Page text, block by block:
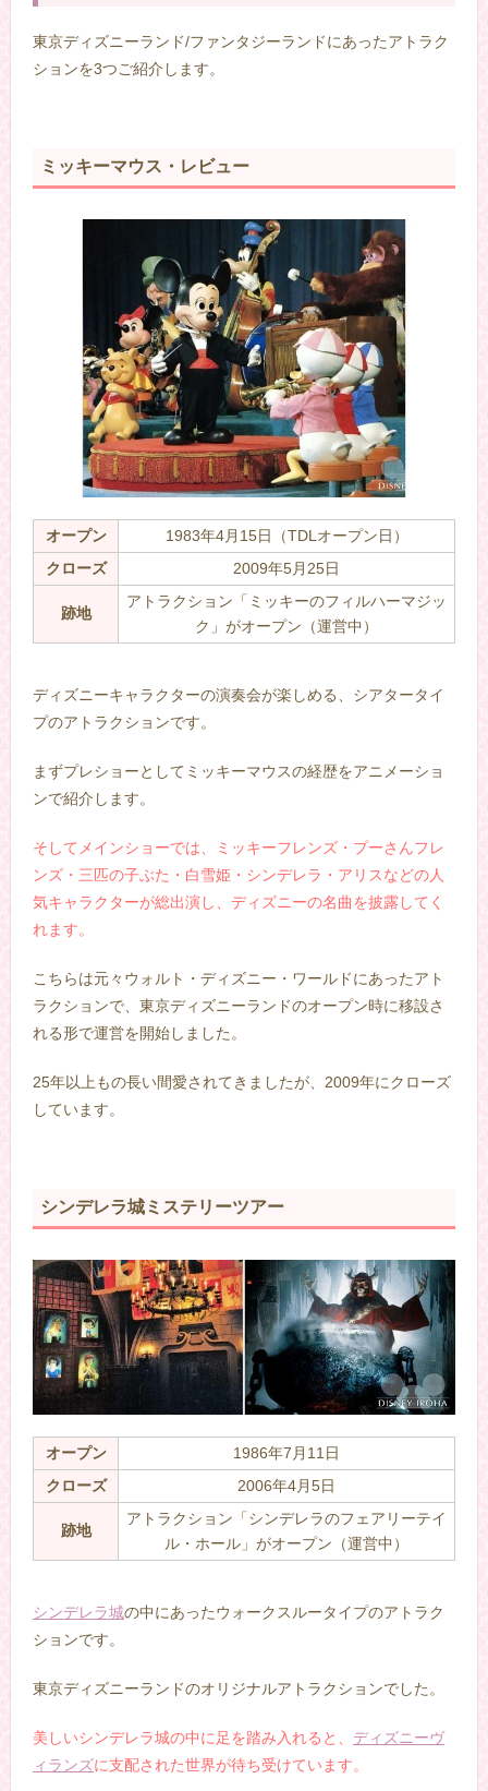
東京ディズニーランド/ファンタジーランドにあったアトラク
ションを3つご紹介します。
ミッキーマウス・レビュー
オープン
1983年4月15日（TDLオープン日）
クローズ
2009年5月25日
跡地
アトラクション「ミッキーのフィルハーマジッ
ク」がオープン（運営中）
ディズニーキャラクターの演奏会が楽しめる、シアタータイ
プのアトラクションです。
まずプレショーとしてミッキーマウスの経歴をアニメーショ
ンで紹介します。
そしてメインショーでは、ミッキーフレンズ・プーさんフレ
ンズ・三匹の子ぶた・白雪姫・シンデレラ・アリスなどの人
気キャラクターが総出演し、ディズニーの名曲を披露してく
れます。
こちらは元々ウォルト・ディズニー・ワールドにあったアト
ラクションで、東京ディズニーランドのオープン時に移設さ
れる形で運営を開始しました。
25年以上もの長い間愛されてきましたが、2009年にクローズ
しています。
シンデレラ城ミステリーツアー
オープン
1986年7月11日
クローズ
2006年4月5日
跡地
アトラクション「シンデレラのフェアリーテイ
ル・ホール」がオープン（運営中）
シンデレラ城の中にあったウォークスルータイプのアトラク
ションです。
東京ディズニーランドのオリジナルアトラクションでした。
美しいシンデレラ城の中に足を踏み入れると、 ディズニーヴ
ィランズに支配された世界が待ち受けています。